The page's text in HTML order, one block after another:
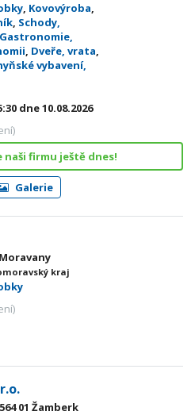
, Kovovýroba,
, Schody,
Gastronomie,
, Dveře, vrata,
vybavení,
dne 10.08.2026
firmu ještě dnes!
Galerie
kraj
01 Žamberk